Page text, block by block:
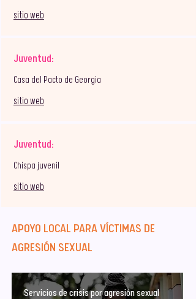
sitio web
Juventud:
Casa del Pacto de Georgia
sitio web
Juventud:
Chispa juvenil
sitio web
APOYO LOCAL PARA VÍCTIMAS DE
AGRESIÓN SEXUAL
Servicios de crisis por agresión sexual